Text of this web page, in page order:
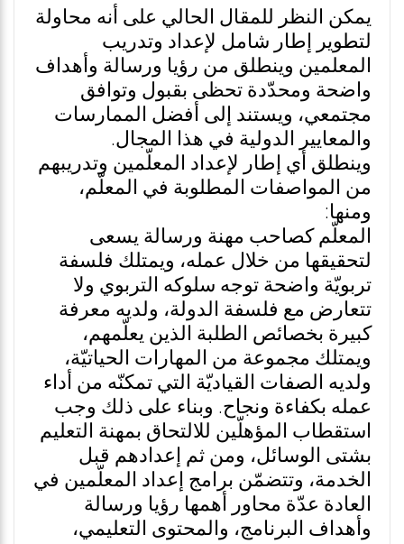
يمكن النظر للمقال الحالي على أنه محاولة
لتطوير إطار شامل لإعداد وتدريب
المعلمين وينطلق من رؤيا ورسالة وأهداف
واضحة ومحدّدة تحظى بقبول وتوافق
مجتمعي، ويستند إلى أفضل الممارسات
والمعايير الدولية في هذا المجال.
وينطلق أي إطار لإعداد المعلّمين وتدريبهم
من المواصفات المطلوبة في المعلّم،
ومنها:
المعلّم كصاحب مهنة ورسالة يسعى
لتحقيقها من خلال عمله، ويمتلك فلسفة
تربويّة واضحة توجه سلوكه التربوي ولا
تتعارض مع فلسفة الدولة، ولديه معرفة
كبيرة بخصائص الطلبة الذين يعلّمهم،
ويمتلك مجموعة من المهارات الحياتيّة،
ولديه الصفات القياديّة التي تمكنّه من أداء
عمله بكفاءة ونجاح. وبناء على ذلك وجب
استقطاب المؤهلّين للالتحاق بمهنة التعليم
بشتى الوسائل، ومن ثم إعدادهم قبل
الخدمة، وتتضمّن برامج إعداد المعلّمين في
العادة عدّة محاور أهمها رؤيا ورسالة
وأهداف البرنامج، والمحتوى التعليمي،